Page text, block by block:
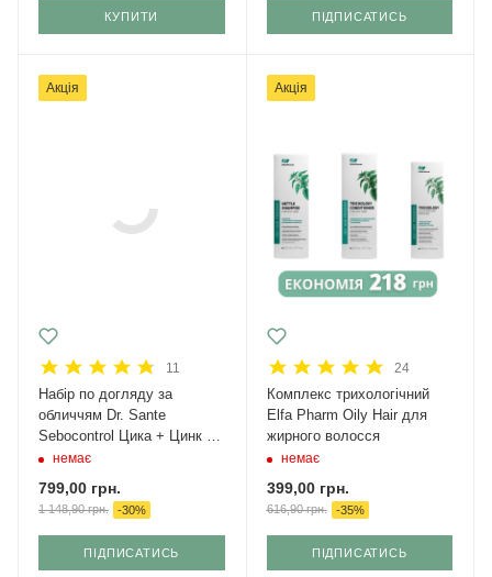
КУПИТИ ПІДПИСАТИСЬ
Акція
11
Набір по догляду за
обличчям Dr. Sante
Sebocontrol Цика + Цинк +
АНАнемає
799,00 грн.
1 148,90грн. -30%
ПІДПИСАТИСЬ
Акція
24
Комплекс трихологічний
Elfa Pharm Oily Hair для
жирного волосся
немає
399,00грн.
616,90грн. -35%
ПІДПИСАТИСЬ